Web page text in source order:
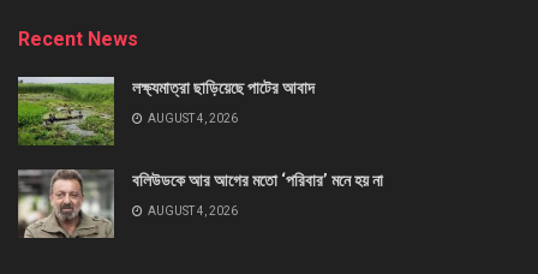
Recent News
লক্ষ্যমাত্রা ছাড়িয়েছে পাটের আবাদ
AUGUST 4, 2026
বলিউডকে আর আগের মতো ‘পরিবার’ মনে হয় না
AUGUST 4, 2026